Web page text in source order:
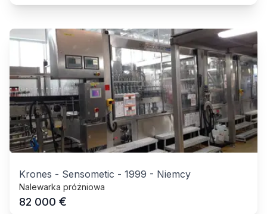
Krones - Sensometic - 1999 - Niemcy
Nalewarka próżniowa
82 000 €